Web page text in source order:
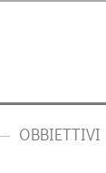
OBBIETTIVI